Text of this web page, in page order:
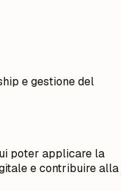
e gestione del
poter applicare la
e contribuire alla